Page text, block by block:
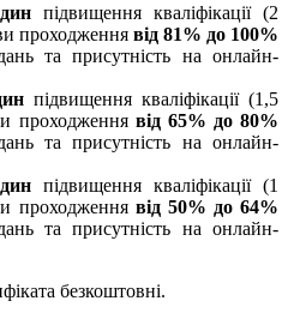
підвищення кваліфікації (2
проходження від 81% до 100%
та присутність на онлайн-
підвищення кваліфікації (1,5
проходження від 65% до 80%
та присутність на онлайн-
підвищення кваліфікації (1
проходження від 50% до 64%
та присутність на онлайн-
безкоштовні.